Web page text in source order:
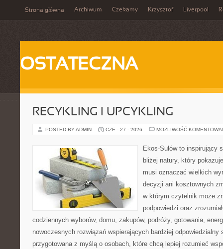
Strona główna Archiwum Czekamy Krzysztof Liverpool
OSTATECZNA
RECYKLING I UPCYKLING
POSTED BY ADMIN CZE - 27 - 2026 MOŻLIWOŚĆ
Ekos-Sułów to inspirujący
bliżej natury, który
musi oznaczać wielkich
decyzji ani kosztownych
w którym czytelnik może
podpowiedzi oraz
codziennych wyborów, domu, zakupów, podróży, gotowania,
nowoczesnych rozwiązań wspierających bardziej odpowiedzialny
przygotowana z myślą o osobach, które chcą lepiej rozumieć